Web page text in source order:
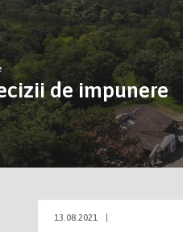
de impunere
13.08.2021